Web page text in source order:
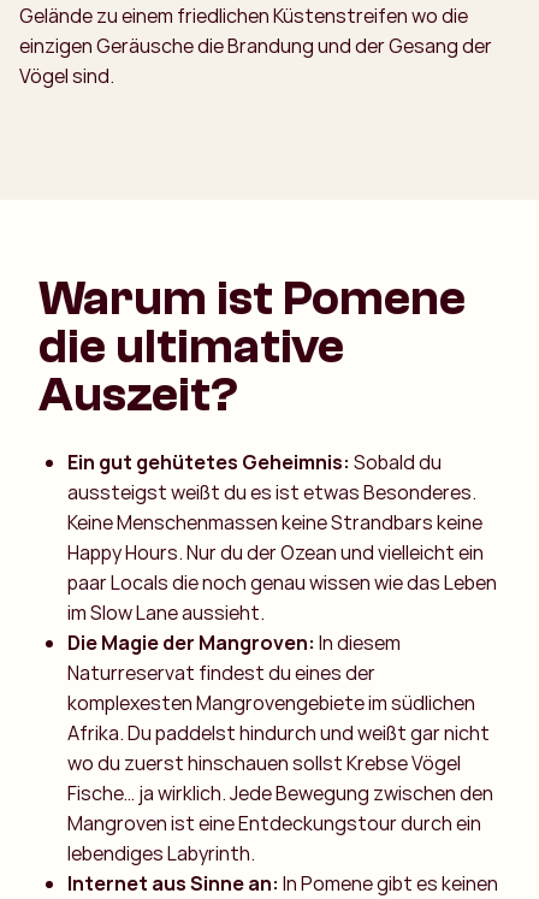
Gelände zu einem friedlichen Küstenstreifen wo die
einzigen Geräusche die Brandung und der Gesang der
Vögel sind.
Warum ist Pomene
die ultimative
Auszeit?
Ein gut gehütetes Geheimnis: Sobald du
aussteigst weißt du es ist etwas Besonderes.
Keine Menschenmassen keine Strandbars keine
Happy Hours. Nur du der Ozean und vielleicht ein
paar Locals die noch genau wissen wie das Leben
im Slow Lane aussieht.
Die Magie der Mangroven: In diesem
Naturreservat findest du eines der
komplexesten Mangrovengebiete im südlichen
Afrika. Du paddelst hindurch und weißt gar nicht
wo du zuerst hinschauen sollst Krebse Vögel
Fische… ja wirklich. Jede Bewegung zwischen den
Mangroven ist eine Entdeckungstour durch ein
lebendiges Labyrinth.
Internet aus Sinne an: In Pomene gibt es keinen